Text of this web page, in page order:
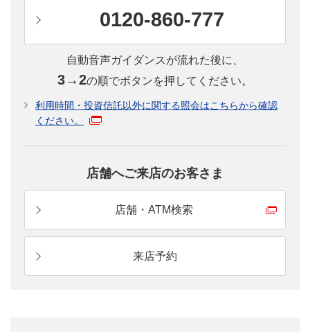
投資信託はどうやって始めるの？
投資信託の始め方をステップごとにご説明しま
くわしく見る
0120-860-777
自動音声ガイダンスが流れた後に、
3→2の順でボタンを押してください。
利用時間・投資信託以外に関する照会はこちらから確認
ください。
店舗へご来店のお客さま
店舗・ATM検索
来店予約